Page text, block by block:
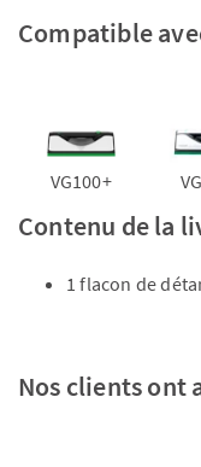
Compatible
VG100+
Contenu de la
1 flacon de
Nos clients ont